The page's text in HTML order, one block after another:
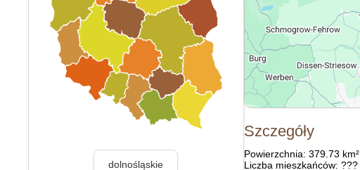
dolnośląskie
Szczegóły
Powierzchnia: 379.73 km²
Liczba mieszkańców: ???